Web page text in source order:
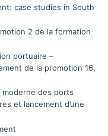
case studies in South
2 de la formation
portuaire –
de la promotion 16,
moderne des ports
et lancement d’une